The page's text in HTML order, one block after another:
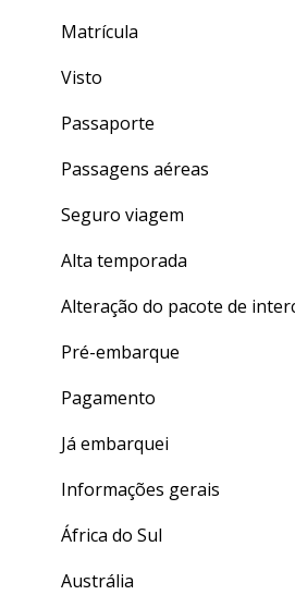
Como fazer as aulas de
Quizzes
Finalizando seu curso
Dúvidas gerais
Aula em grupo (GROUP TALK)
Dentro do TALK
Crédito de Aulas
Matrícula
Visto
Passaporte
Passagens aéreas
Seguro viagem
Alta temporada
Alteração do pacote de
Pré-embarque
Pagamento
Já embarquei
Informações gerais
África do Sul
Austrália